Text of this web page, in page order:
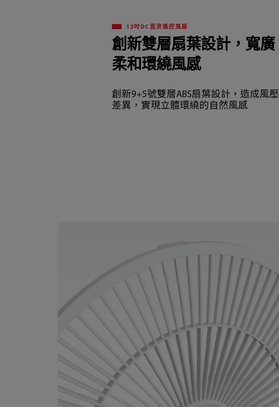
12吋DC直流遙控風扇
創新雙層扇葉設計，寬廣
柔和環繞風感
創新9+5號雙層ABS扇葉設計，造成風壓
差異，實現立體環繞的自然風感